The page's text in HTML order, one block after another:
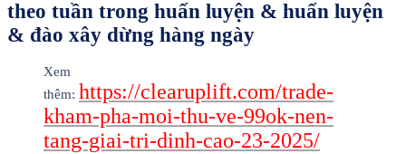
theo tuần trong huấn luyện & huấn luyện
& đào xây dừng hàng ngày
Xem
thêm: https://clearuplift.com/trade-
kham-pha-moi-thu-ve-99ok-nen-
tang-giai-tri-dinh-cao-23-2025/